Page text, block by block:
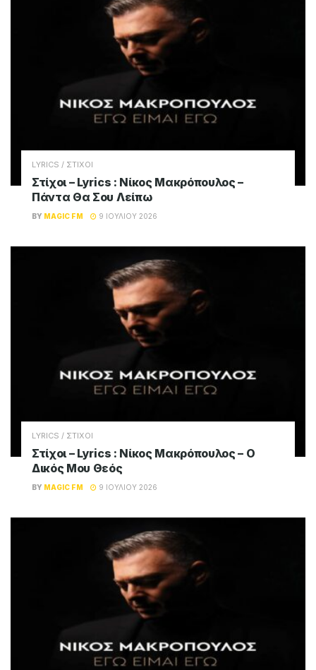
LYRICS / ΣΤΙΧΟΙ
Στίχοι – Lyrics : Νίκος Μακρόπουλος –
Πάντα Θα Σου Λείπω
BY MAGIC FM 9 ΙΟΥΛΊΟΥ 2026
LYRICS / ΣΤΙΧΟΙ
Στίχοι – Lyrics : Νίκος Μακρόπουλος – Ο
Δικός Μου Θεός
BY MAGIC FM 9 ΙΟΥΛΊΟΥ 2026